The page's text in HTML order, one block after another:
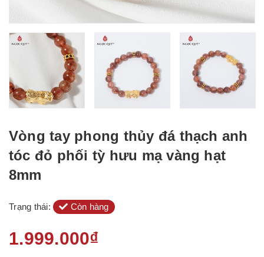
Vòng tay phong thủy đá thạch anh
tóc đỏ phối tỳ hưu mạ vàng hạt
8mm
Trạng thái: Còn hàng
1.999.000₫